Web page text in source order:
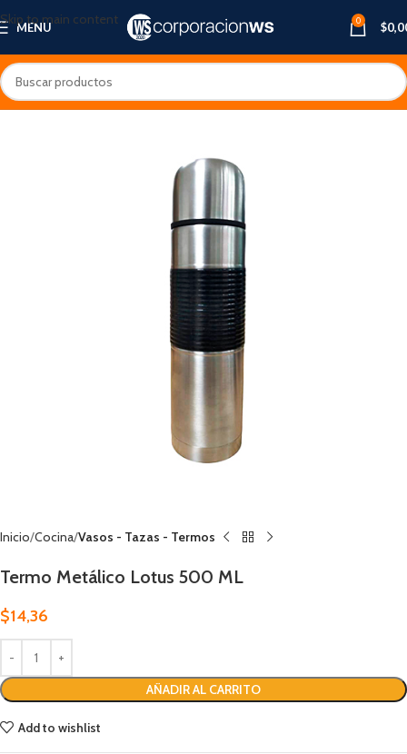
Skip to main content
MENU 0 $
Inicio Cocina Vasos - Tazas - Termos
Termo Metálico Lotus 500 ML
$14,36
AÑADIR AL CARRITO
Add to wishlist